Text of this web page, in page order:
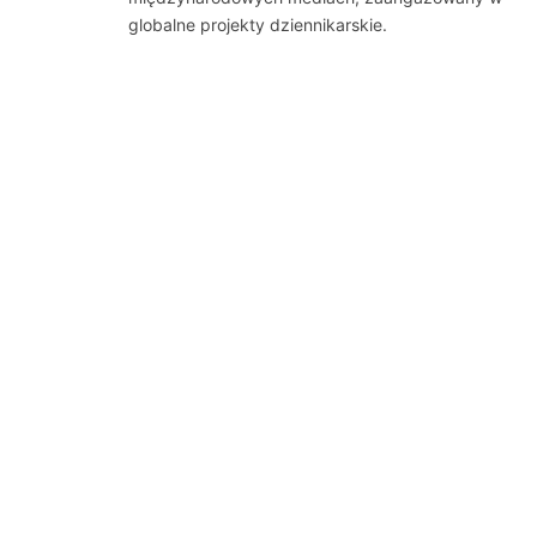
globalne projekty dziennikarskie.